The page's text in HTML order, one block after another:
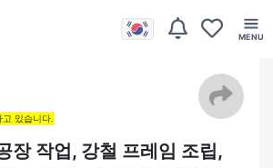
있습니다.
장 작업, 강철 프레임 조립,